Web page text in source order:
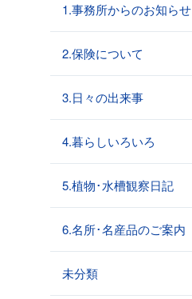
1.事務所からのお知らせ
2.保険について
3.日々の出来事
4.暮らしいろいろ
5.植物･水槽観察日記
6.名所･名産品のご案内
未分類